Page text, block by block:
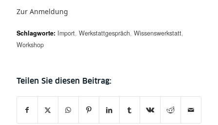
Zur Anmeldung
Schlagworte: Import, Werkstattgespräch, Wissenswerkstatt,
Workshop